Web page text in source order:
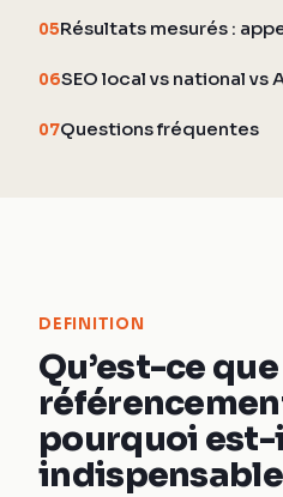
05Résultats mesurés :
06SEO local vs national vs
07Questions fréquentes
DEFINITION
Qu’est-ce
pourquoi
indispensable